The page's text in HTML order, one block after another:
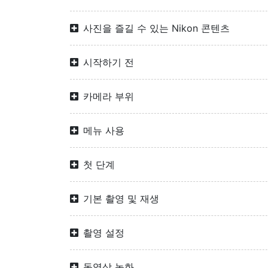
사진을 즐길 수 있는 Nikon 콘텐츠
시작하기 전
카메라 부위
메뉴 사용
첫 단계
기본 촬영 및 재생
촬영 설정